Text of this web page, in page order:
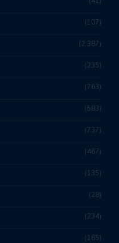
107
2,387
235
763
583
737
467
135
28
234
165